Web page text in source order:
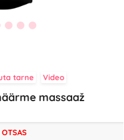
tarne Video
massaaž